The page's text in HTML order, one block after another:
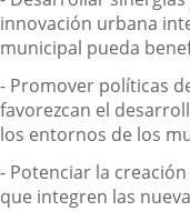
innovación urbana
municipal pueda
- Promover políticas
favorezcan el
los entornos de los
- Potenciar la
que integren las